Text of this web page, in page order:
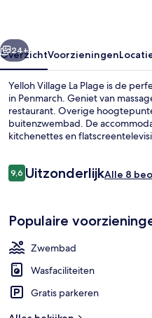
Volgende
24+
OverzichtVoorzieningen
Yelloh Village La Plage is de
in Penmarch. Geniet van
restaurant. Overige
buitenzwembad. De
kitchenettes en
Beoordelingen
9,69,6 op 10 –
UitzonderlijkAlle 8
Populaire
Zwembad
Wasfaciliteiten
Gratis parkeren